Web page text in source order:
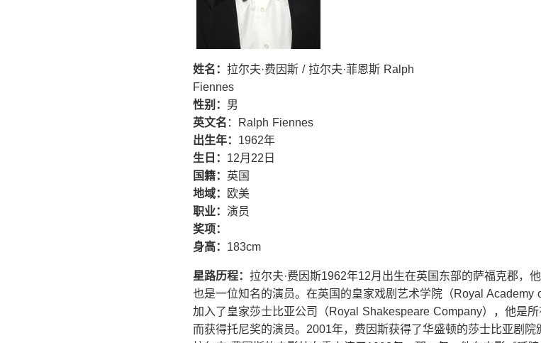
姓名： 拉尔夫·费因斯 / 拉尔夫·菲恩斯 Ralph
Fiennes
性别： 男
英文名 ：Ralph Fiennes
出生年： 1962年
生日： 12月22日
国籍： 英国
地域：
欧美
职业： 演员
奖项：
身高： 183cm
星路历程： 拉尔夫·费因斯1962年12月出生在英国东部的萨福克郡，
也是一位知名的演员。在英国的皇家戏剧艺术学院（Royal
加入了皇家莎士比亚公司（Royal Shakespeare Company），他是
而获得托尼奖的演员。2001年，费因斯获得了华盛顿的莎士比亚剧院